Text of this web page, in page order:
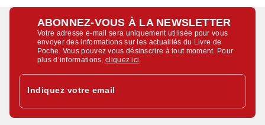
ABONNEZ-VOUS À LA NEWSLETTER
Votre adresse e-mail sera uniquement utilisée pour vous
envoyer des informations sur les actualités du Livre de
Poche. Vous pouvez vous désinscrire à tout moment. Pour
plus d’informations,cliquez ici.
Indiquez votre email